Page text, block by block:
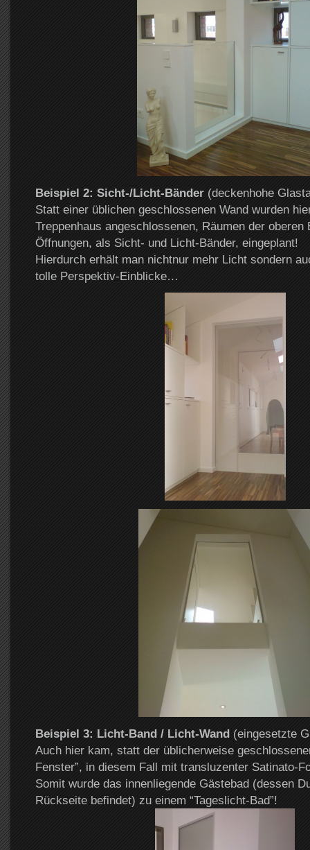
Beispiel 2: Sicht-/Licht-Bänder(deckenhohe
Statt einer üblichen geschlossenen Wand wurden
Treppenhaus angeschlossenen, Räumen der oberen
Öffnungen, als Sicht- und Licht-Bänder, eingeplant!
Hierdurch erhält man nichtnur mehr Licht sondern
tolle Perspektiv-Einblicke…
Beispiel 3: Licht-Band / Licht-Wand(eingesetzte
Auch hier kam, statt der üblicherweise
Fenster”, in diesem Fall mit transluzenter Satinato-
Somit wurde das innenliegende Gästebad (dessen
Rückseite befindet) zu einem “Tageslicht-Bad”!